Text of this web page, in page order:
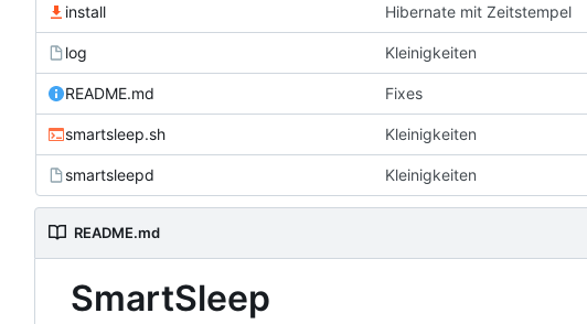
install Hibernate mit Zeitstempel
log Kleinigkeiten
README.md Fixes
smartsleep.sh Kleinigkeiten
smartsleepd Kleinigkeiten
README.md
SmartSleep